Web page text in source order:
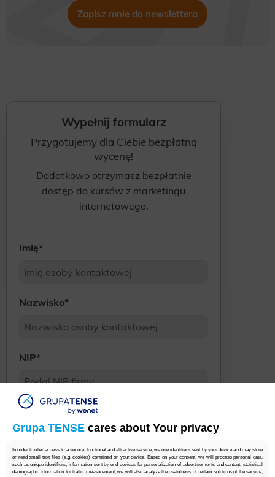
Grupa TENSE cares about Your privacy
In order to offer access to a secure, functional and attractive service, we use identifiers sent by your device and may store
or read small text files (e.g. cookies) contained on your device. Based on your consent, we will process personal data,
such as unique identifiers, information sent by end devices for personalization of advertisements and content, statistical
demographic information for traffic measurement, we will also analyze the usefulness of certain solutions of the service,
Zapisz mnie do newslettera
Wypełnij formularz
Przygotujemy dla Ciebie bezpłatną
wycenę!
Dodatkowo otrzymasz bezpłatnie
dostęp do kursów z marketingu
internetowego.
Imię*
Nazwisko*
NIP*
E-mail
Numer telefonu*